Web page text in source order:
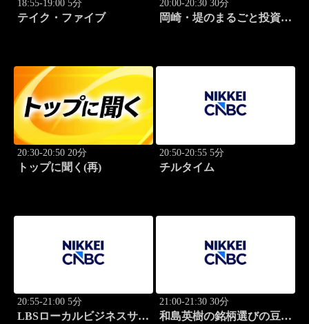
18:55-19:00 5分
テイク・ファイブ
20:00-20:30 30分
岡崎・堤のまるごと投資道
20:30-20:50 20分
トップに聞く(再)
20:50-20:55 5分
チルタイム
20:55-21:00 5分
LBSローカルビジネスサテ
21:00-21:30 30分
和島英樹の銘柄選びの豆知